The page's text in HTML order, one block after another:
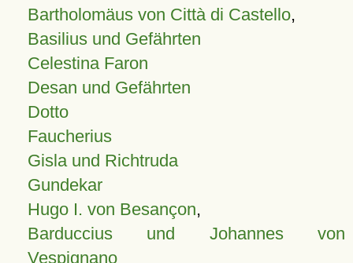
Bartholomäus von Città di Castello,
Basilius und Gefährten
Celestina Faron
Desan und Gefährten
Dotto
Faucherius
Gisla und Richtruda
Gundekar
Hugo I. von Besançon,
Barduccius und Johannes von
Vespignano